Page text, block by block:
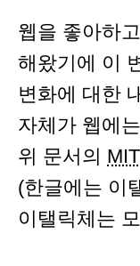
웹을 좋아하
해왔기에 이
변화에 대한
자체가 웹에
위 문서의
(한글에는 이
이탤릭체는